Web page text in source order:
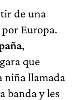
de una
Europa.
,
que
niña llamada
banda y les